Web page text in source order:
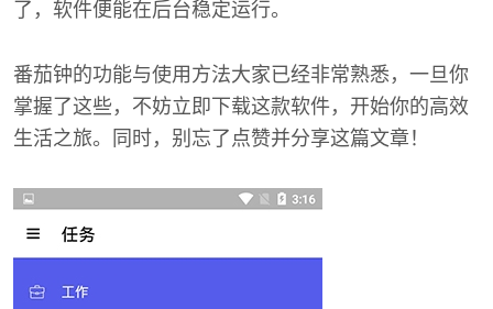
了，软件便能在后台稳定运行。
番茄钟的功能与使用方法大家已经非常熟悉，一旦你
掌握了这些，不妨立即下载这款软件，开始你的高效
生活之旅。同时，别忘了点赞并分享这篇文章！